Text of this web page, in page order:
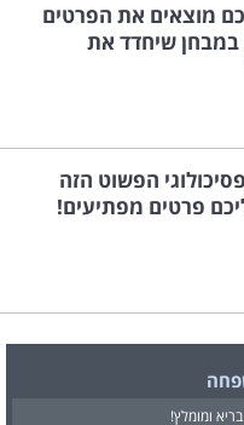
מוצאים את הפרטים
במבחן שיחדד את
הפשוט הזה
פרטים מפתיעים!
ומומלץ!